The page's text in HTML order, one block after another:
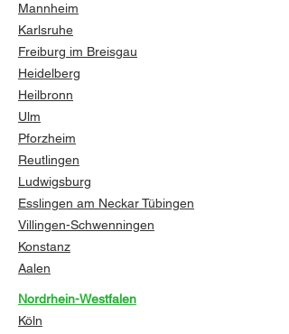
Mannheim
Karlsruhe
Freiburg im Breisgau
Heidelberg
Heilbronn
Ulm
Pforzheim
Reutlingen
Ludwigsburg
Esslingen am NeckarTübingen
Villingen-Schwenningen
Konstanz
Aalen
Nordrhein-Westfalen
Köln